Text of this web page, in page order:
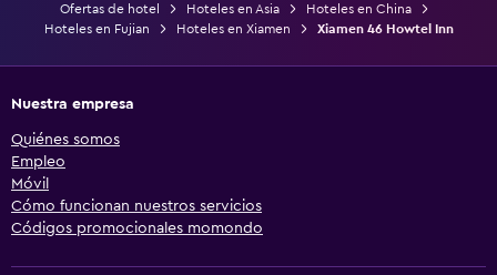
Ofertas de hotel Hoteles en Asia
Hoteles en China
Hoteles en Fujian
Hoteles en Xiamen Xiamen 46 Howtel Inn
Nuestra empresa
Quiénes somos
Empleo
Móvil
Cómo funcionan nuestros servicios
Códigos promocionales momondo